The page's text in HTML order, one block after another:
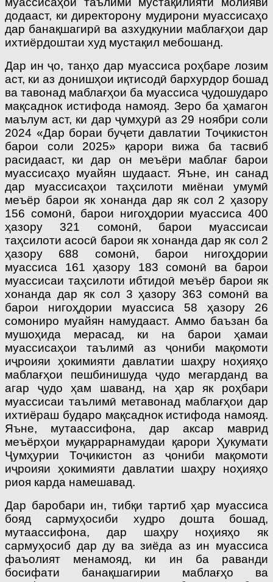
додааст, ки директорону мудирони муассисаҳо
дар банақшагирӣ ва азхудкунии маблағҳои дар
ихтиёрдоштаи худ мустақил мебошанд.
Дар ин ҷо, танҳо дар муассиса роҳбаре лозим
аст, ки аз донишҳои иқтисодӣ бархурдор бошад
ва тавонад маблағҳои ба муассиса ҷудошударо
мақсаднок истифода намояд. Зеро ба ҳамагон
маълум аст, ки дар ҷумҳурӣ аз 29 ноябри соли
2024 «Дар бораи буҷети давлатии Тоҷикистон
барои соли 2025» қарори вижа ба тасвиб
расидааст, ки дар он меъёри маблағ барои
муассисаҳо муайян шудааст. Яъне, ин санад
дар муассисаҳои таҳсилоти миёнаи умумӣ
меъёр барои як хонанда дар як сол 2 ҳазору
156 сомонӣ, барои нигоҳдории муассиса 400
ҳазору 321 сомонӣ, барои муассисаи
таҳсилоти асосӣ барои як хонанда дар як сол 2
ҳазору 688 сомонӣ, барои нигоҳдории
муассиса 161 ҳазору 183 сомонӣ ва барои
муассисаи таҳсилоти ибтидоӣ меъёр барои як
хонанда дар як сол 3 ҳазору 363 сомонӣ ва
барои нигоҳдории муассиса 58 ҳазору 26
сомониро муайян намудааст. Аммо баъзан ба
мушоҳида мерасад, ки на барои ҳамаи
муассисаҳои таълимӣ аз ҷониби мақомоти
иҷроияи ҳокимияти давлатии шаҳру ноҳияҳо
маблағҳои пешбинишуда ҷудо мегарданд ва
агар ҷудо ҳам шаванд, на ҳар як роҳбари
муассисаи таълимӣ метавонад маблағҳои дар
ихтиёраш бударо мақсаднок истифода намояд.
Яъне, мутаассифона, дар аксар маврид
меъёрҳои муқаррарнамудаи қарори Ҳукумати
Ҷумҳурии Тоҷикистон аз ҷониби мақомоти
иҷроияи ҳокимияти давлатии шаҳру ноҳияҳо
риоя карда намешавад.
Дар баробари ин, тибқи тартиб ҳар муассиса
бояд сармуҳосиби худро дошта бошад,
мутаассифона, дар шаҳру ноҳияҳо як
сармуҳосиб дар ду ва зиёда аз ин муассиса
фаъолият менамояд, ки ин ба раванди
босифати банақшагирии маблағҳо ва